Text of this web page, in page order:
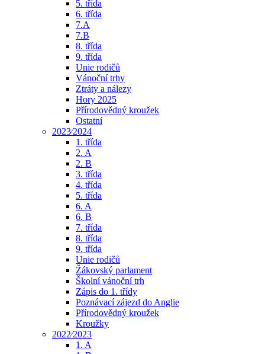
5. třída
6. třída
7.A
7.B
8. třída
9. třída
Unie rodičů
Vánoční trhy
Ztráty a nálezy
Hory 2025
Přírodovědný kroužek
Ostatní
2023⁄2024
1. třída
2. A
2. B
3. třída
4. třída
5. třída
6. A
6. B
7. třída
8. třída
9. třída
Unie rodičů
Žákovský parlament
Školní vánoční trh
Zápis do 1. třídy
Poznávací zájezd do Anglie
Přírodovědný kroužek
Kroužky
2022⁄2023
1. A